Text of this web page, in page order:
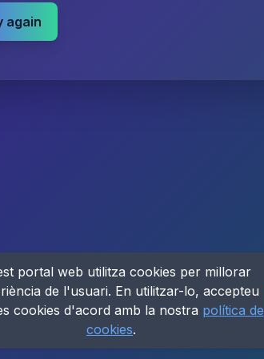
again
portal web utilitza cookies per millorar
de l'usuari. En utilitzar-lo, accepteu
cookies d'acord amb la nostra política de
cookies.